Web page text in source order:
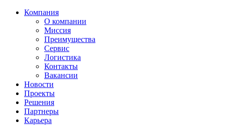
Компания
О компании
Миссия
Преимущества
Сервис
Логистика
Контакты
Вакансии
Новости
Проекты
Решения
Партнеры
Карьера